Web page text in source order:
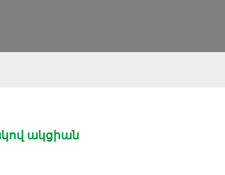
ակցիան